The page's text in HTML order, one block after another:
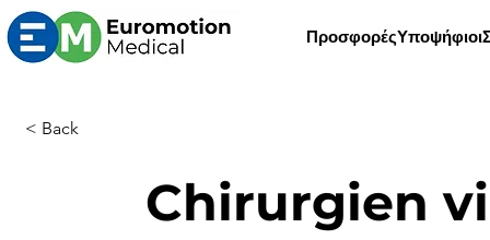
ΠροσφορέςΥποψήφιοι
< Back
Chirurgien